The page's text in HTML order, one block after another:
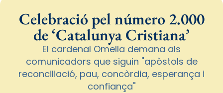
Celebració pel número 2.000
de ‘Catalunya Cristiana’
El cardenal Omella demana als
comunicadors que siguin "apòstols de
reconciliació, pau, concòrdia, esperança i
confiança"